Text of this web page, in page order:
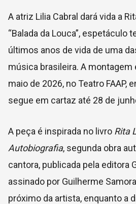
A atriz Lilia Cabral dará vida a
“Balada da Louca”, espetáculo
últimos anos de vida de uma
música brasileira. A montagem
maio de 2026, no Teatro FAAP,
segue em cartaz até 28 de
A peça é inspirada no livro Rita
Autobiografia, segunda obra
cantora, publicada pela editora
assinado por Guilherme
próximo da artista, enquanto a